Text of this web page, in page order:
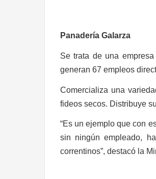
Panadería Galarza
Se trata de una
generan 67 empleos
Comercializa una
fideos secos. Distribuye
“Es un ejemplo que con
sin ningún empleado,
correntinos”, destacó la